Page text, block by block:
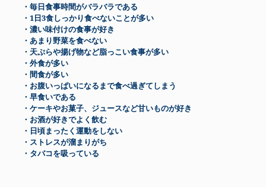
・毎日食事時間がバラバラである
・1日3食しっかり食べないことが多い
・濃い味付けの食事が好き
・あまり野菜を食べない
・天ぷらや揚げ物など脂っこい食事が多い
・外食が多い
・間食が多い
・お腹いっぱいになるまで食べ過ぎてしまう
・早食いである
・ケーキやお菓子、ジュースなど甘いものが好き
・お酒が好きでよく飲む
・日頃まったく運動をしない
・ストレスが溜まりがち
・タバコを吸っている